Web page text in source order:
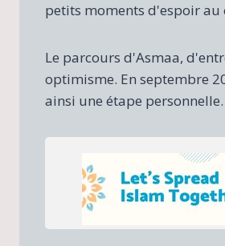
petits moments d'espoir
Le parcours d'Asmaa,
optimisme. En septembre
ainsi une étape personnelle.